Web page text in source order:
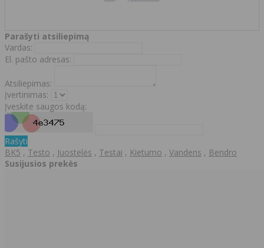
Parašyti atsiliepimą
Vardas:
El. pašto adresas:
Atsiliepimas:
Įvertinimas:
Įveskite saugos kodą:
Rašyti
BK5 , Testo , Juostelės , Testai , Kietumo , Vandens , Bendro
Susijusios prekės